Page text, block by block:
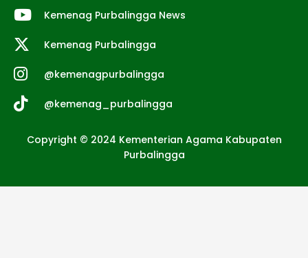
Kemenag Purbalingga News
Kemenag Purbalingga
@kemenagpurbalingga
@kemenag_purbalingga
Copyright © 2024 Kementerian Agama Kabupaten
Purbalingga